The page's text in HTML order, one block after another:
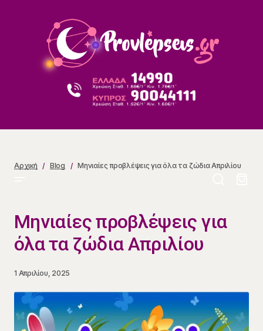
Αρχική Blog Μηνιαίες προβλέψεις για όλα τα ζώδια Απριλίου
Μηνιαίες προβλέψεις για
όλα τα ζώδια Απριλίου
1 Απριλίου, 2025